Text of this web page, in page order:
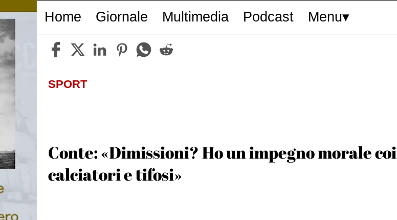
Home Giornale Multimedia Podcast Menu
SPORT
Conte: «Dimissioni? Ho un impegno morale coi
calciatori e tifosi»